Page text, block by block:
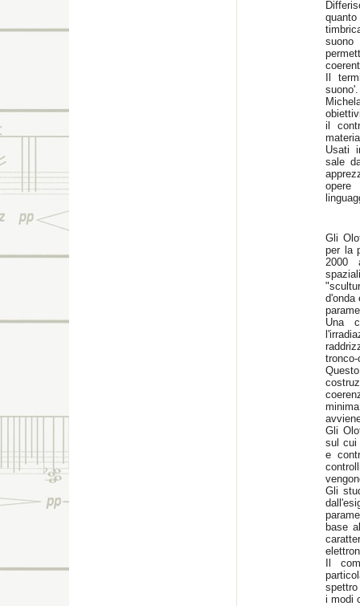
suono
Il
il
Usati
sale
opere
Gli
per la
2000
d'onda
Una
Gli
sul cui
e
Gli
base
Il
spettro
i modi